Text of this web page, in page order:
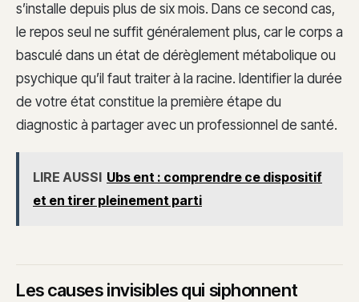
s’installe depuis plus de six mois. Dans ce second cas,
le repos seul ne suffit généralement plus, car le corps a
basculé dans un état de dérèglement métabolique ou
psychique qu’il faut traiter à la racine. Identifier la durée
de votre état constitue la première étape du
diagnostic à partager avec un professionnel de santé.
LIRE AUSSI Ubs ent : comprendre ce dispositif
et en tirer pleinement parti
Les causes invisibles qui siphonnent